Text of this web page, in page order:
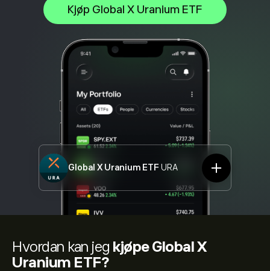
Kjøp Global X Uranium ETF
Global X Uranium ETF URA
Hvordan kan jeg kjøpe Global X
Uranium ETF?